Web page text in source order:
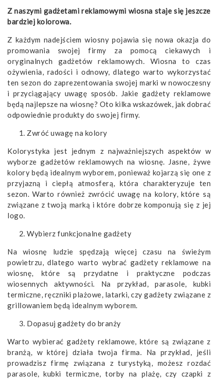
​Z naszymi gadżetami reklamowymi wiosna staje się jeszcze
bardziej kolorowa.
Z każdym nadejściem wiosny pojawia się nowa okazja do
promowania swojej firmy za pomocą ciekawych i
oryginalnych gadżetów reklamowych. Wiosna to czas
ożywienia, radości i odnowy, dlatego warto wykorzystać
ten sezon do zaprezentowania swojej marki w nowoczesny
i przyciągający uwagę sposób. Jakie gadżety reklamowe
będą najlepsze na wiosnę? Oto kilka wskazówek, jak dobrać
odpowiednie produkty do swojej firmy.
Zwróć uwagę na kolory
Kolorystyka jest jednym z najważniejszych aspektów w
wyborze gadżetów reklamowych na wiosnę. Jasne, żywe
kolory będą idealnym wyborem, ponieważ kojarzą się one z
przyjazną i ciepłą atmosferą, która charakteryzuje ten
sezon. Warto również zwrócić uwagę na kolory, które są
związane z twoją marką i które dobrze komponują się z jej
logo.
Wybierz funkcjonalne gadżety
Na wiosnę ludzie spędzają więcej czasu na świeżym
powietrzu, dlatego warto wybrać gadżety reklamowe na
wiosnę, które są przydatne i praktyczne podczas
wiosennych aktywności. Na przykład, parasole, kubki
termiczne, ręczniki plażowe, latarki, czy gadżety związane z
grillowaniem będą idealnym wyborem.
Dopasuj gadżety do branży
Warto wybierać gadżety reklamowe, które są związane z
branżą, w której działa twoja firma. Na przykład, jeśli
prowadzisz firmę związana z turystyką, możesz rozdać
parasole, kubki termiczne, torby na plażę, czy czapki z